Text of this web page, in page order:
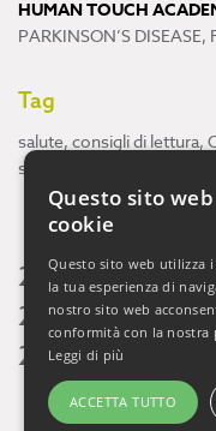
HUMAN TOUCH
PARKINSON’S DISEASE,
Tag
salute, consigli di lettura,
scienza
2026 2025
2020 2019
2014 2013
Questo sito
cookie
Questo sito web utilizza
la tua esperienza di
nostro sito web
conformità con la nostra
Leggi di più
ACCETTA TUTTO